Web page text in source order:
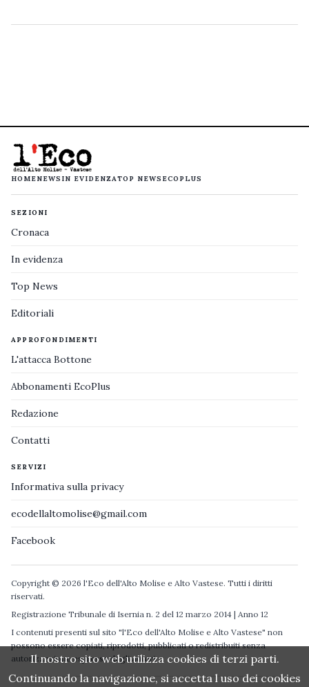
HOMENEWS IN EVIDENZATOP NEWS ECOPLUS
SEZIONI
Cronaca
In evidenza
Top News
Editoriali
APPROFONDIMENTI
L'attacca Bottone
Abbonamenti EcoPlus
Redazione
Contatti
SERVIZI
Informativa sulla privacy
ecodellaltomolise@gmail.com
Facebook
Copyright © 2026 l'Eco dell'Alto Molise e Alto Vastese. Tutti i diritti
riservati.
Registrazione Tribunale di Isernia n. 2 del 12 marzo 2014 | Anno 12
I contenuti presenti sul sito "l'Eco dell'Alto Molise e Alto Vastese" non
possono essere copiati, riprodotti, pubblicati o redistribuiti senza
autorizzazione espressa degli autori.
Il nostro sito web utilizza cookies di terzi parti.
Continuando la navigazione, si accetta l uso dei cookies